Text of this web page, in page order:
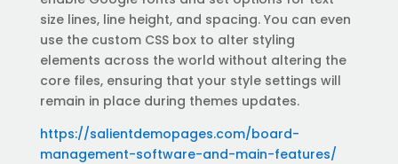
size lines, line height, and spacing. You can even
use the custom CSS box to alter styling
elements across the world without altering the
core files, ensuring that your style settings will
remain in place during themes updates.
https://salientdemopages.com/board-
management-software-and-main-features/